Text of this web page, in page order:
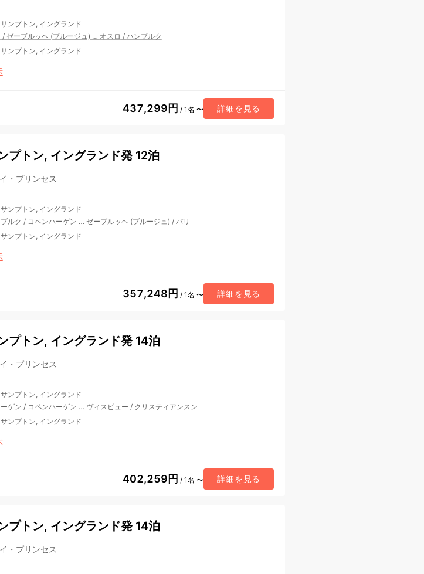
ンプトン, イングランド
/ ゼーブルッヘ (ブルージュ) … オスロ / ハンブルク
ンプトン, イングランド
437,299円 / 1名 〜 詳細を見る
プトン, イングランド発 12泊
・プリンセス
ンプトン, イングランド
ルク / コペンハーゲン … ゼーブルッヘ (ブルージュ) / パリ
ンプトン, イングランド
357,248円 / 1名 〜 詳細を見る
プトン, イングランド発 14泊
・プリンセス
ンプトン, イングランド
ゲン / コペンハーゲン … ヴィスビュー / クリスティアンスン
ンプトン, イングランド
402,259円 / 1名 〜 詳細を見る
プトン, イングランド発 14泊
・プリンセス